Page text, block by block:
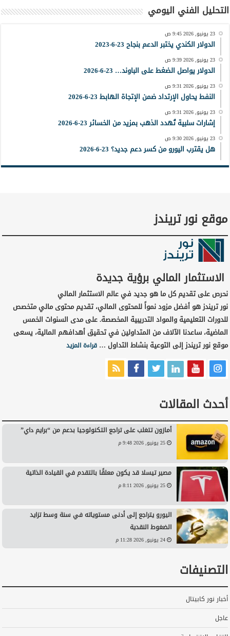
التحليل الفني اليومي
23 يونيو, 2026 9:45 ص
الدولار الكندي يختبر الدعم بنجاح 23-6-2023
23 يونيو, 2026 9:39 ص
الدولار يواصل الضغط على الباوند… 23-6-2026
23 يونيو, 2026 9:31 ص
النفط يحاول الإرتداد ضمن الإتجاة الهابط 23-6-2026
23 يونيو, 2026 9:31 ص
إشارات سلبية تُهدد الذهب بمزيد من الخسائر 23-6-2026
23 يونيو, 2026 9:30 ص
هل يقترب اليورو من كسر دعم جديد؟ 23-6-2026
موقع نور تريندز
الاستثمار المالي برؤية جديدة
نحرص على تقديم كل ما هو جديد في عالم الاستثمار المالي
نور تريندز هو أفضل مزود نمواً للمحتوى المالي، تقديم محتوى مالي متخصص
للدورات التعليمية والمواد التدريبية المخصصة. على مدى السنوات الخمس
الماضية، ساعدنا الآلاف من المتداولين في تحقيق أهدافهم المالية، يسعى
موقع نور تريندز إلى التوعية بنشاط التداول …قراءة المزيد
أحدث المقالات
أمازون تتغلب على تراجع التكنولوجيا بدعم من “برايم داي”
25 يونيو, 2026 9:48 م
مصير تيسلا قد يكون معلقًا بالتقدم في القيادة الذاتية
25 يونيو, 2026 8:11 م
اليورو يتراجع إلى أدنى مستوياته في سنة وسط تزايد
الضغوط النقدية
24 يونيو, 2026 11:28 م
التصنيفات
أخبار نور كابيتال
عاجل